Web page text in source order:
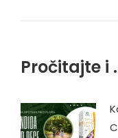
Pročitajte i